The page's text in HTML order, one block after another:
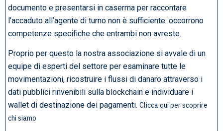
documento e presentarsi in caserma per raccontare
l’accaduto all’agente di turno non è sufficiente: occorrono
competenze specifiche che entrambi non avreste.
Proprio per questo la nostra associazione si avvale di un
equipe di esperti del settore per esaminare tutte le
movimentazioni, ricostruire i flussi di danaro attraverso i
dati pubblici rinvenibili sulla blockchain e individuare i
wallet di destinazione dei pagamenti. Clicca qui per scoprire
chi siamo